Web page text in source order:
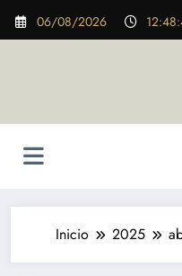
Saltar
06/08/2026
Inicio 2025